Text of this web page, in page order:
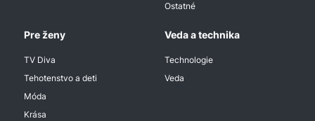
Ostatné
Pre ženy
TV Diva
Tehotenstvo a deti
Móda
Krása
Veda a technika
Technologie
Veda